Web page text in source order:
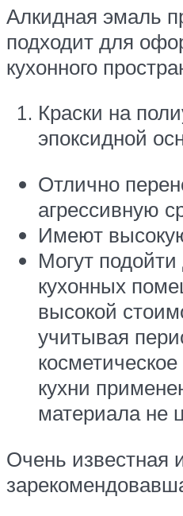
Алкидная эмаль
подходит для
кухонного
Краски на
эпоксидной
Отлично
агрессивную
Имеют
Могут подойти
кухонных
высокой
учитывая
кухни
материала не
Очень известная